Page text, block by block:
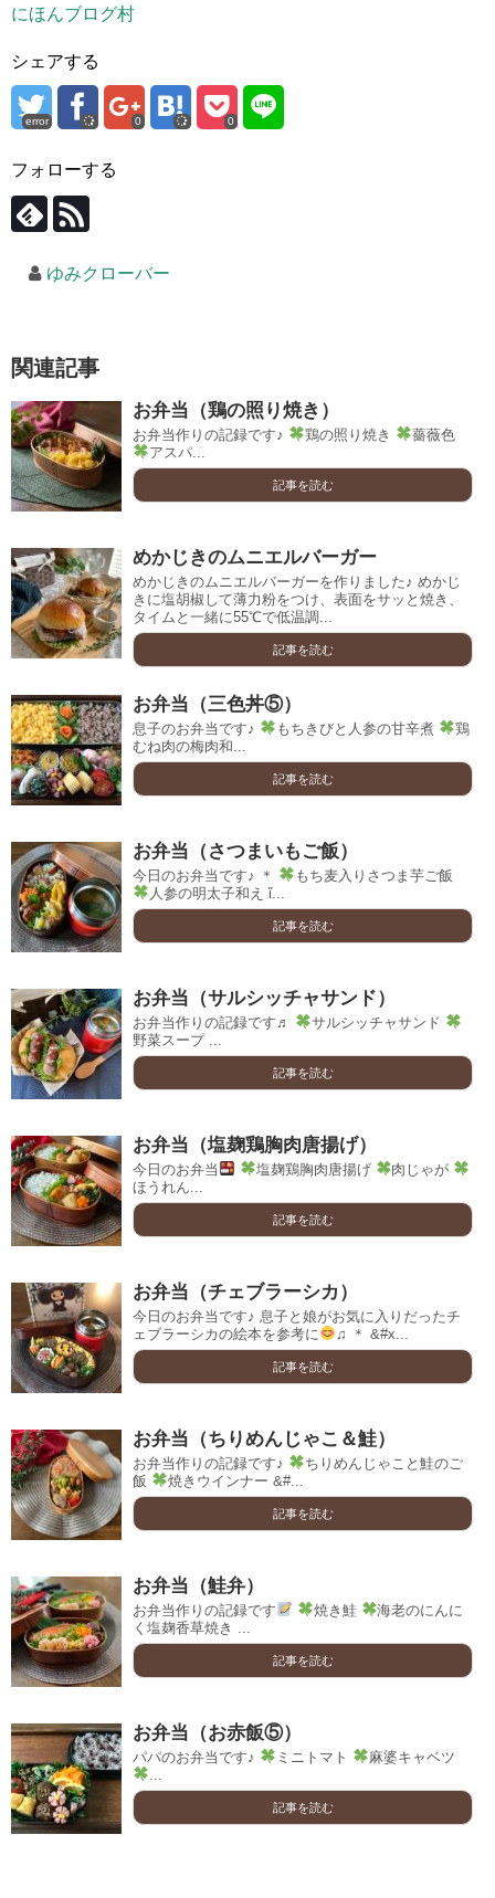
にほんブログ村
シェアする
error 0 0
フォローする
ゆみクローバー
関連記事
お弁当（鶏の照り焼き）
お弁当作りの記録です♪ 鶏の照り焼き
薔薇色
アスパ...
記事を読む
めかじきのムニエルバーガー
めかじきのムニエルバーガーを作りました♪ めかじ
きに塩胡椒して薄力粉をつけ、表面をサッと焼き、
タイムと一緒に55℃で低温調...
記事を読む
お弁当（三色丼⑤）
息子のお弁当です♪ もちきびと人参の甘辛煮
鶏
むね肉の梅肉和...
記事を読む
お弁当（さつまいもご飯）
今日のお弁当です♪ ＊
もち麦入りさつま芋ご飯
人参の明太子和え ἴ...
記事を読む
お弁当（サルシッチャサンド）
お弁当作りの記録です♬
サルシッチャサンド
野菜スープ ...
記事を読む
お弁当（塩麹鶏胸肉唐揚げ）
今日のお弁当 塩麹鶏胸肉唐揚げ
肉じゃが
ほうれん...
記事を読む
お弁当（チェブラーシカ）
今日のお弁当です♪ 息子と娘がお気に入りだったチ
ェブラーシカの絵本を参考に
♫ ＊ &#x...
記事を読む
お弁当（ちりめんじゃこ＆鮭）
お弁当作りの記録です♪
ちりめんじゃこと鮭のご
飯
焼きウインナー &#...
記事を読む
お弁当（鮭弁）
お弁当作りの記録です 焼き鮭
海老のにんに
く塩麹香草焼き ...
記事を読む
お弁当（お赤飯⑤）
パパのお弁当です♪ ミニトマト
麻婆キャベツ
...
記事を読む